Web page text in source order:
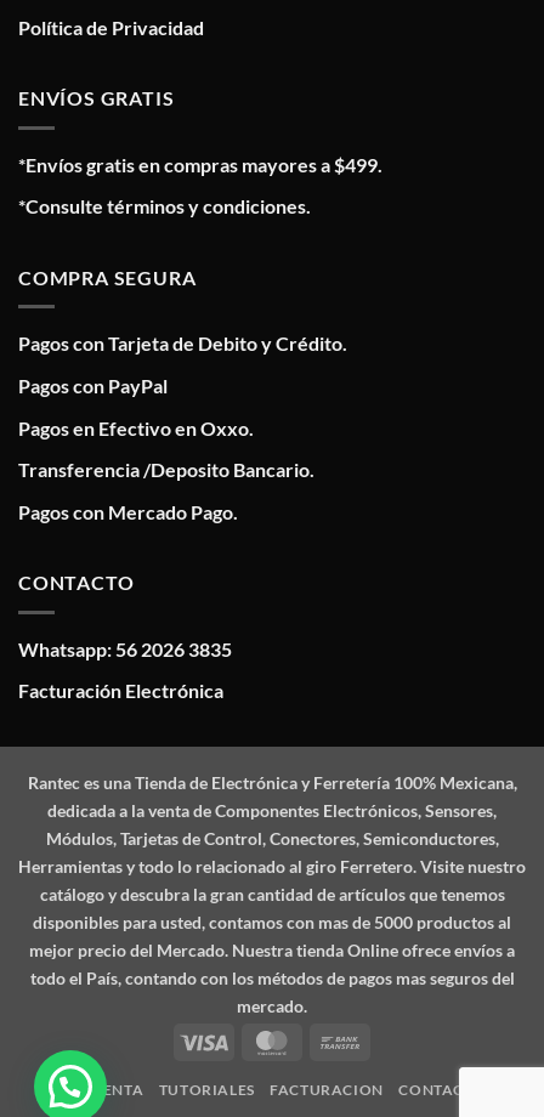
Política de Privacidad
ENVÍOS GRATIS
*Envíos gratis en compras mayores a $499.
*Consulte términos y condiciones.
COMPRA SEGURA
Pagos con Tarjeta de Debito y Crédito.
Pagos con PayPal
Pagos en Efectivo en Oxxo.
Transferencia /Deposito Bancario.
Pagos con Mercado Pago.
CONTACTO
Whatsapp: 56 2026 3835
Facturación Electrónica
Ranteces una Tienda de Electrónica y Ferretería 100% Mexicana,
dedicada a la venta de Componentes Electrónicos, Sensores,
Módulos, Tarjetas de Control, Conectores, Semiconductores,
Herramientas y todo lo relacionado al giro Ferretero. Visite nuestro
catálogo y descubra la gran cantidad de artículos que tenemos
disponibles para usted, contamos con mas de 5000 productos al
mejor precio del Mercado. Nuestra tienda Online ofrece envíos a
todo el País, contando con los métodos de pagos mas seguros del
mercado.
Visa
MasterCard
MI CUENTA TUTORIALES FACTURACION CONTACTO